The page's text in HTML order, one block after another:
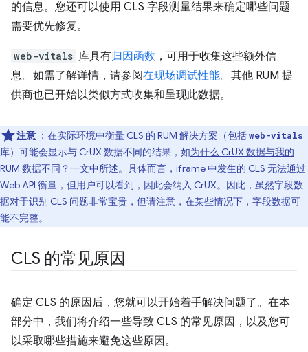
的信息。您还可以使用 CLS 字段测量结果来确定哪些问题
需要优先修复。
web-vitals 库具有归因函数 ，可用于收集这些额外信
息。如需了解详情，请参阅在现场调试性能。其他 RUM 提
供商也已开始以类似方式收集和呈现此数据。
注意 ：在实际环境中衡量 CLS 的 RUM 解决方案（包括web-vitals
库）可能会显示与 CrUX 数据不同的结果，如为什么 CrUX 数据与我的
RUM 数据不同？一文中所述。具体而言，iframe 中发生的 CLS 无法通过
Web API 衡量，但用户可以看到，因此会纳入 CrUX。因此，虽然字段数
据对于识别 CLS 问题非常宝贵，但请注意，在某些情况下，字段数据可
能不完整。
CLS 的常见原因
确定 CLS 的原因后，您就可以开始着手解决问题了。在本
部分中，我们将介绍一些导致 CLS 的常见原因，以及您可
以采取哪些措施来避免这些原因。